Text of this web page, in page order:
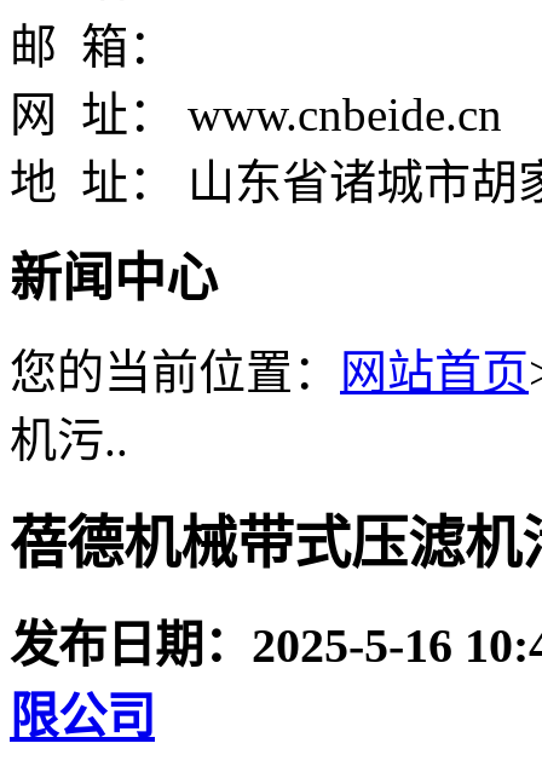
邮 箱：
网 址： www.cnbeide.cn
地 址： 山东省诸城市胡
新闻中心
您的当前位置： 网站首页
机污..
蓓德机械带式压滤
发布日期： 2025-5-16
限公司